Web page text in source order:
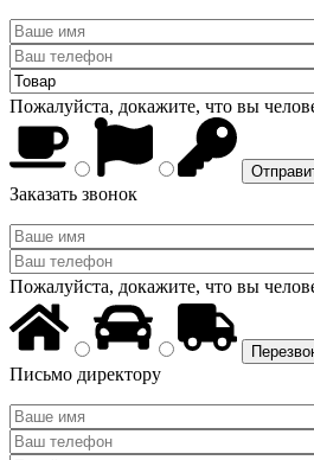
Пожалуйста, докажите, что вы
Заказать звонок
Пожалуйста, докажите, что вы
Письмо директору